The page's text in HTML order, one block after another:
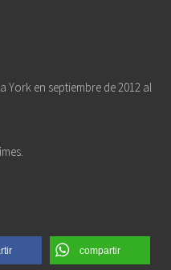
York en septiembre de 2012 al
compartir